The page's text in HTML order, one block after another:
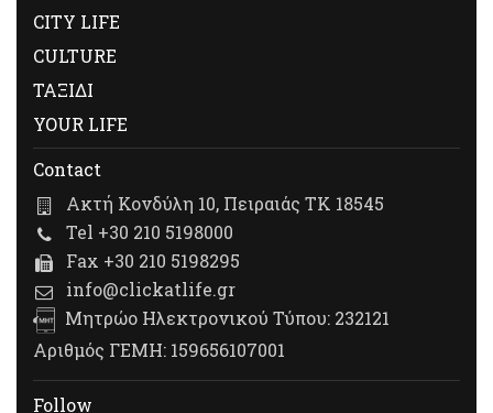
CITY LIFE
CULTURE
ΤΑΞΙΔΙ
YOUR LIFE
Contact
Ακτή Κονδύλη 10, Πειραιάς ΤΚ 18545
Tel +30 210 5198000
Fax +30 210 5198295
info@clickatlife.gr
Μητρώο Ηλεκτρονικού Τύπου: 232121
Αριθμός ΓΕΜΗ: 159656107001
Follow